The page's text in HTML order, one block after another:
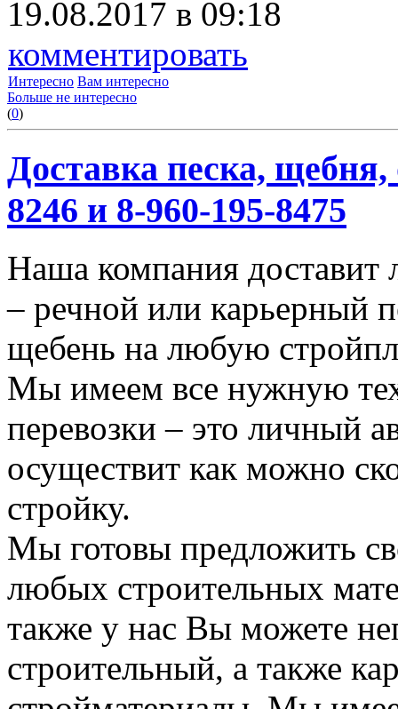
19.08.2017 в 09:18
комментировать
Интересно Вам интересно
Больше не интересно
(0)
Доставка песка, щебня,
8246 и 8-960-195-8475
Наша компания доставит
– речной или карьерный
щебень на любую
Мы имеем все нужную
перевозки – это личный
осуществит как можно
стройку.
Мы готовы предложить
любых строительных
также у нас Вы можете
строительный, а также